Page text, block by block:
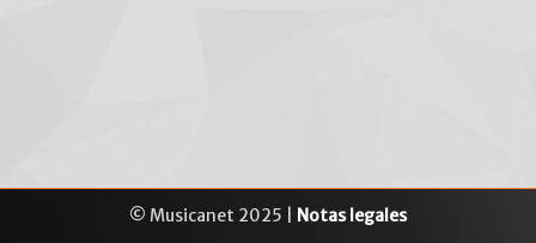
© Musicanet 2025 | Notas legales